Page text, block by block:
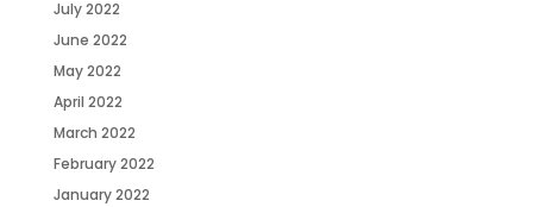
July 2022
June 2022
May 2022
April 2022
March 2022
February 2022
January 2022